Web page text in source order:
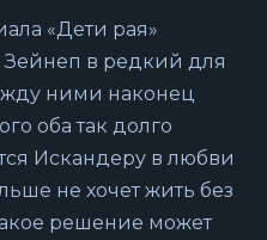
«Дети рая»
в редкий для
ними наконец
оба так долго
Искандеру в любви
не хочет жить без
решение может